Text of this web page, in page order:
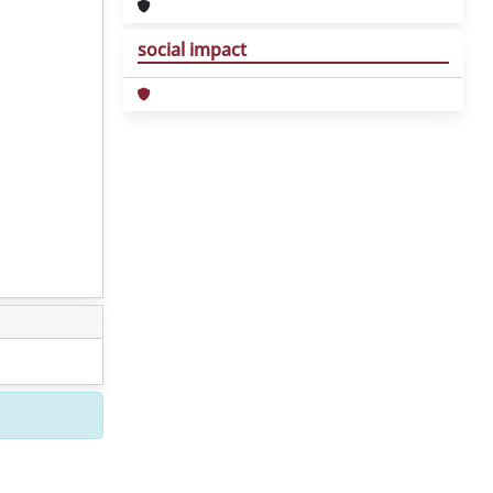
social impact